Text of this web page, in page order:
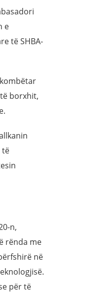
e
të SHBA-
borxhit,
të
n,
rënda me
në
për të